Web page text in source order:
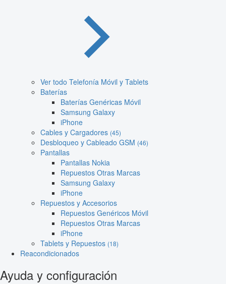
Ver todo Telefonía Móvil y Tablets
Baterías
Baterías Genéricas Móvil
Samsung Galaxy
iPhone
Cables y Cargadores (45)
Desbloqueo y Cableado GSM (46)
Pantallas
Pantallas Nokia
Repuestos Otras Marcas
Samsung Galaxy
iPhone
Repuestos y Accesorios
Repuestos Genéricos Móvil
Repuestos Otras Marcas
iPhone
Tablets y Repuestos (18)
Reacondicionados
Ayuda y configuración